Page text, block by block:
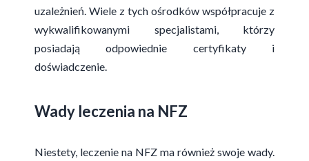
uzależnień. Wiele z tych ośrodków współpracuje z
wykwalifikowanymi specjalistami, którzy
posiadają odpowiednie certyfikaty i
doświadczenie.
Wady leczenia na NFZ
Niestety, leczenie na NFZ ma również swoje wady.